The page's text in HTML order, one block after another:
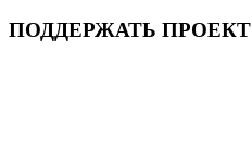
ПОДДЕРЖАТЬ ПРОЕКТ